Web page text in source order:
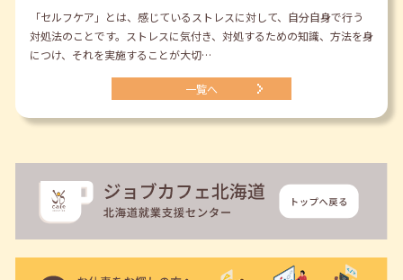
「セルフケア」とは、感じているストレスに対して、自分自身で行う
対処法のことです。ストレスに気付き、対処するための知識、方法を身
につけ、それを実施することが大切…
一覧へ